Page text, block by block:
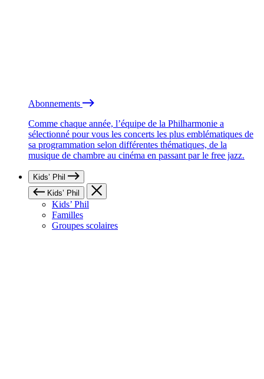
Abonnements
Comme chaque année, l’équipe de la Philharmonie a
sélectionné pour vous les concerts les plus emblématiques de
sa programmation selon différentes thématiques, de la
musique de chambre au cinéma en passant par le free jazz.
Kids’ Phil
Kids’ Phil
Kids’ Phil
Familles
Groupes scolaires